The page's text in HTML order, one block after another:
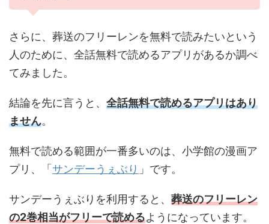
さらに、葬送のフリーレンを無料で読みたいという
人のために、全話無料で読めるアプリがあるか調べ
てみました。
結論を先に言うと、 全話無料で読めるアプリはあり
ません。
無料で読める範囲が一番多いのは、小学館の漫画ア
プリ、「サンデーうぇぶり 」です。
サンデーうぇぶりを利用すると、 葬送のフリーレン
の2巻相当がフリーで読めるようになっています。